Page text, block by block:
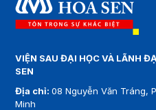
VIỆN SAU ĐẠI HỌC VÀ LÃNH
SEN
Địa chỉ:08 Nguyễn Văn Tráng,
Minh